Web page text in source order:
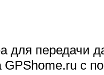
для передачи
GPShome.ru с